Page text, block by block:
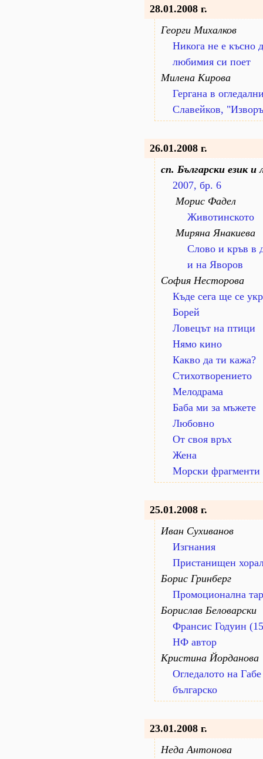
28.01.2008 г.
Георги Михалков
Никога не е късно
любимия си поет
Милена Кирова
Гергана в
Славейков,
26.01.2008 г.
сп. Български език
2007, бр. 6
Морис Фадел
Животинското
Миряна Янакиева
Слово и кръв в
и на Яворов
София Несторова
Къде сега ще се
Борей
Ловецът на птици
Нямо кино
Какво да ти кажа?
Стихотворението
Мелодрама
Баба ми за мъжете
Любовно
От своя връх
Жена
Морски фрагменти
25.01.2008 г.
Иван Сухиванов
Изгнания
Пристанищен
Борис Гринберг
Промоционална
Борислав Беловарски
Франсис Годуин
НФ автор
Кристина Йорданова
Огледалото на
българско
23.01.2008 г.
Неда Антонова